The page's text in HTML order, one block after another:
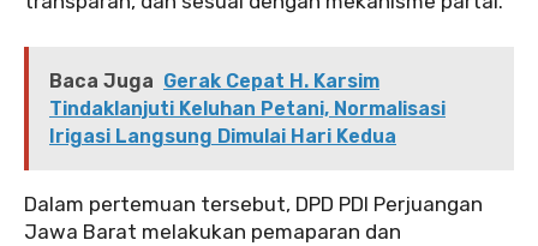
Baca Juga Gerak Cepat H. Karsim
Tindaklanjuti Keluhan Petani, Normalisasi
Irigasi Langsung Dimulai Hari Kedua
Dalam pertemuan tersebut, DPD PDI Perjuangan
Jawa Barat melakukan pemaparan dan